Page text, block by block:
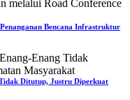
Bencana Infrastruktur
Ditutup, Justru Diperkuat